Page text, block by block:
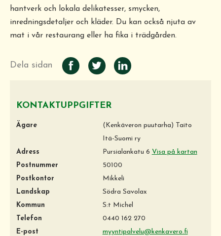
hantverk och lokala delikatesser, smycken,
inredningsdetaljer och kläder. Du kan också njuta av
mat i vår restaurang eller ha fika i trädgården.
Dela sidan
KONTAKTUPPGIFTER
Ägare
(Kenkäveron puutarha) Taito
Itä-Suomi ry
Adress
Pursialankatu 6 Visa på kartan
Postnummer
50100
Postkontor
Mikkeli
Landskap
Södra Savolax
Kommun
S:t Michel
Telefon
0440 162 270
E-post
myyntipalvelu@kenkavero.fi